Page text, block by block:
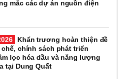
mắc các dự án nguồn điện
Khẩn trương hoàn thiện đề
chính sách phát triển
lọc hóa dầu và năng lượng
tại Dung Quất